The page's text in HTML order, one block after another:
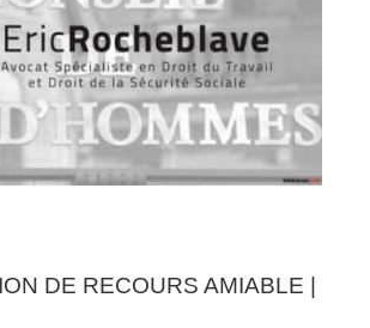
DE RECOURS AMIABLE |